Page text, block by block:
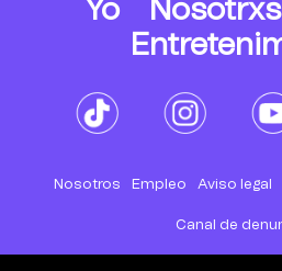
Yo Nosotrxs
Nosotros Empleo Aviso legal
Canal de